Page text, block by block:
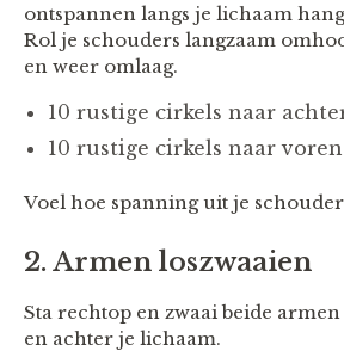
ontspannen langs je lichaam
Rol je schouders langzaam
en weer omlaag.
10 rustige cirkels naar
10 rustige cirkels naar voren
Voel hoe spanning uit je
2. Armen loszwaaien
Sta rechtop en zwaai beide
en achter je lichaam.